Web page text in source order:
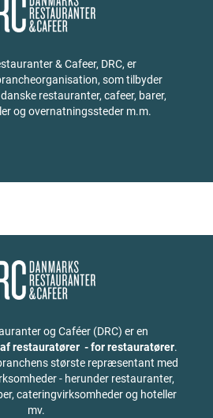
& Cafeer, DRC, er
som tilbyder
restauranter, cafeer, barer,
og overnatningssteder m.m.
og Caféer (DRC) er en
af restauratører - for restauratører.
største repræsentant med
- herunder restauranter,
cateringvirksomheder og hoteller
mv.